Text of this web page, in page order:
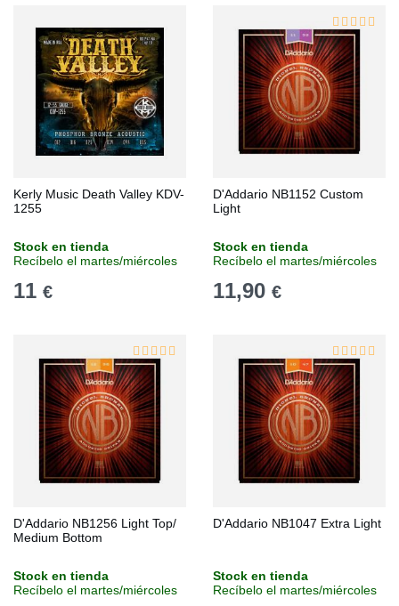
Kerly Music Death Valley KDV-
1255
Stock en tienda
Recíbelo el martes/miércoles
11 €
D'Addario NB1152 Custom
Light
Stock en tienda
Recíbelo el martes/miércoles
11,90 €
D'Addario NB1256 Light Top/
Medium Bottom
Stock en tienda
Recíbelo el martes/miércoles
D'Addario NB1047 Extra Light
Stock en tienda
Recíbelo el martes/miércoles